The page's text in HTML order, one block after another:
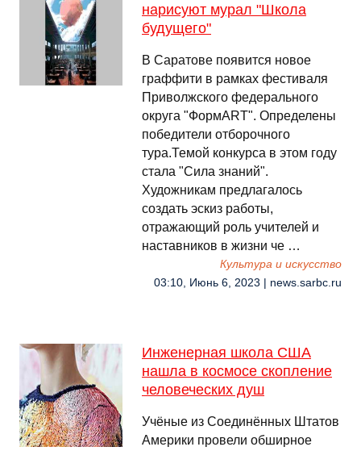
нарисуют мурал "Школа
будущего"
В Саратове появится новое
граффити в рамках фестиваля
Приволжского федерального
округа "ФормART". Определены
победители отборочного
тура.Темой конкурса в этом году
стала "Сила знаний".
Художникам предлагалось
создать эскиз работы,
отражающий роль учителей и
наставников в жизни че …
Культура и искусство
03:10, Июнь 6, 2023 | news.sarbc.ru
Инженерная школа США
нашла в космосе скопление
человеческих душ
Учёные из Соединённых Штатов
Америки провели обширное